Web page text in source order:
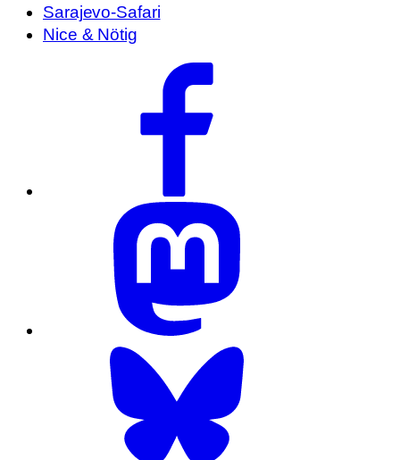
Sarajevo-Safari
Nice & Nötig